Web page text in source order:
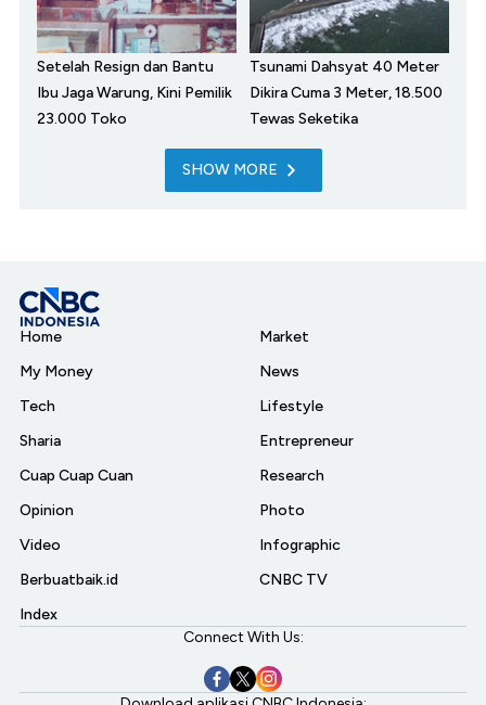
Setelah Resign dan Bantu
Ibu Jaga Warung, Kini Pemilik
23.000 Toko
Tsunami Dahsyat 40 Meter
Dikira Cuma 3 Meter, 18.500
Tewas Seketika
SHOW MORE
Home
My Money
Tech
Sharia
Cuap Cuap Cuan
Opinion
Video
Berbuatbaik.id
Index
Market
News
Lifestyle
Entrepreneur
Research
Photo
Infographic
CNBC TV
Connect With Us: